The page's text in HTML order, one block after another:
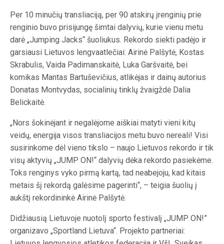
Per 10 minučių transliaciją, per 90 atskirų įrenginių prie
renginio buvo prisijungę šimtai dalyvių, kurie vienu metu
darė „Jumping Jacks“ šuoliukus. Rekordo siekti padėjo ir
garsiausi Lietuvos lengvaatlečiai: Airinė Palšytė, Kostas
Skrabulis, Vaida Padimanskaitė, Luka Garšvaitė, bei
komikas Mantas Bartuševičius, atlikėjas ir dainų autorius
Donatas Montvydas, socialinių tinklų žvaigždė Dalia
Belickaitė.
„Nors šokinėjant ir negalėjome aiškiai matyti vieni kitų
veidų, energija visos transliacijos metu buvo nereali! Visi
susirinkome dėl vieno tikslo – naujo Lietuvos rekordo ir tik
visų aktyvių „JUMP ON!“ dalyvių dėka rekordo pasiekėme.
Toks renginys vyko pirmą kartą, tad neabejoju, kad kitais
metais šį rekordą galėsime pagerinti“, – teigia šuolių į
aukštį rekordininkė Airinė Palšytė.
Didžiausią Lietuvoje nuotolį sporto festivalį „JUMP ON!”
organizavo „Sportland Lietuva“. Projekto partneriai: